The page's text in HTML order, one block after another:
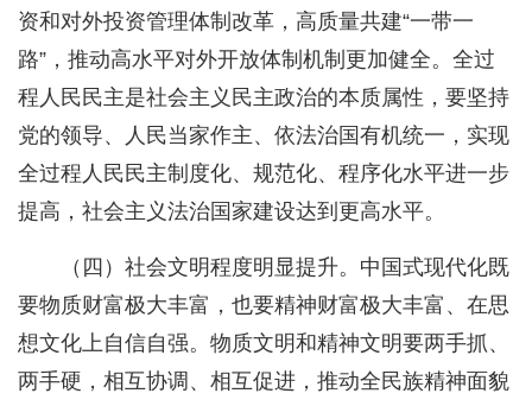
资和对外投资管理体制改革，高质量共建“一带一
路”，推动高水平对外开放体制机制更加健全。全过
程人民民主是社会主义民主政治的本质属性，要坚持
党的领导、人民当家作主、依法治国有机统一，实现
全过程人民民主制度化、规范化、程序化水平进一步
提高，社会主义法治国家建设达到更高水平。
（四）社会文明程度明显提升。中国式现代化既
要物质财富极大丰富，也要精神财富极大丰富、在思
想文化上自信自强。物质文明和精神文明要两手抓、
两手硬，相互协调、相互促进，推动全民族精神面貌